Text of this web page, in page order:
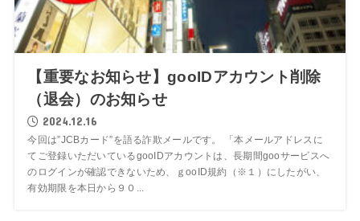
【重要なお知らせ】gooIDアカウント削除
（退会）のお知らせ
2024.12.16
今回は”JCBカード”を語る詐欺メールです。 「本メールアドレスに
てご登録いただいているgooIDアカウントは、長期間gooサービスへ
のログインが確認できないため、ｇooID規約（※１）にしたがい、
有効期限を本日から９０...